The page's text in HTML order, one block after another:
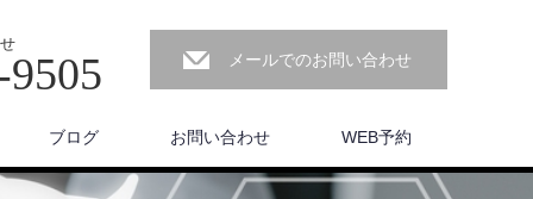
メールでのお問い合わせ
ブログ お問い合わせ WEB予約